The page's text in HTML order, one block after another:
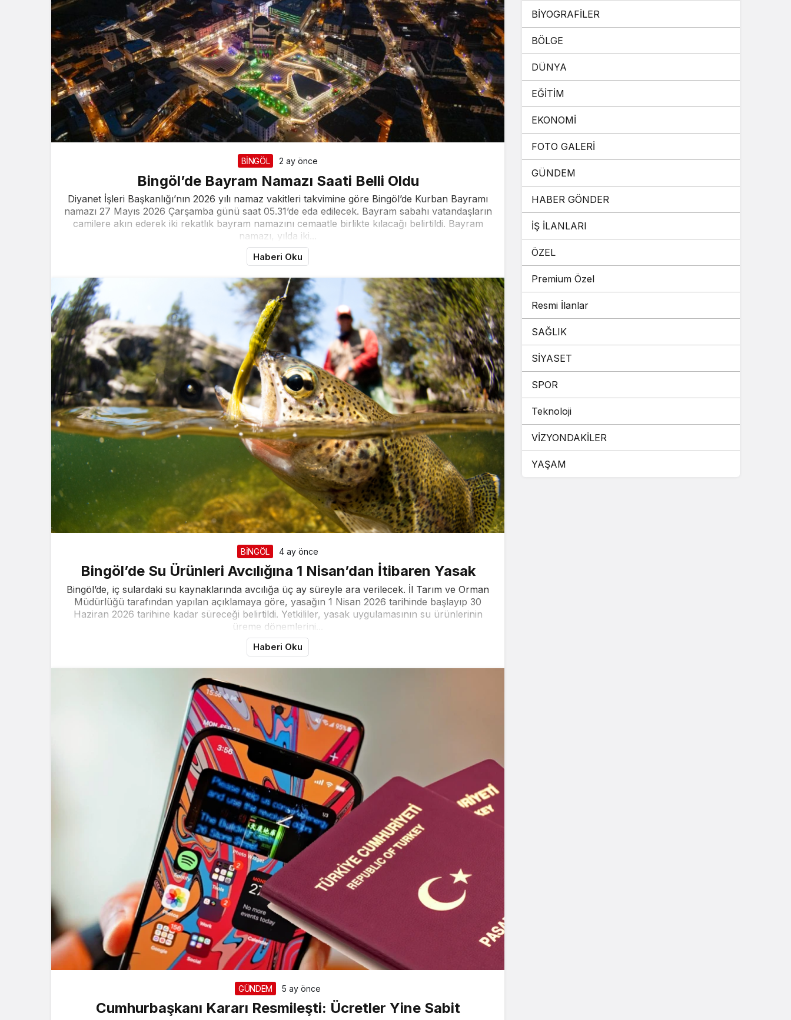
Sistem Modu
Sistem modunu seçin.
BİNGÖL 2 ay önce
Bingöl’de Bayram Namazı Saati Belli Oldu
Diyanet İşleri Başkanlığı’nın 2026 yılı namaz vakitleri takvimine göre Bingöl’de Kurban Bayramı
namazı 27 Mayıs 2026 Çarşamba günü saat 05.31’de eda edilecek. Bayram sabahı vatandaşların
camilere akın ederek iki rekatlık bayram namazını cemaatle birlikte kılacağı belirtildi. Bayram
namazı, yılda iki...
Haberi Oku
BİNGÖL 4 ay önce
Bingöl’de Su Ürünleri Avcılığına 1 Nisan’dan İtibaren Yasak
Bingöl’de, iç sulardaki su kaynaklarında avcılığa üç ay süreyle ara verilecek. İl Tarım ve Orman
Müdürlüğü tarafından yapılan açıklamaya göre, yasağın 1 Nisan 2026 tarihinde başlayıp 30
Haziran 2026 tarihine kadar süreceği belirtildi. Yetkililer, yasak uygulamasının su ürünlerinin
üreme dönemlerini...
Haberi Oku
GÜNDEM 5 ay önce
Cumhurbaşkanı Kararı Resmileşti: Ücretler Yine Sabit
BİYOGRAFİLER
BÖLGE
DÜNYA
EĞİTİM
EKONOMİ
FOTO GALERİ
GÜNDEM
HABER GÖNDER
İŞ İLANLARI
ÖZEL
Premium Özel
Resmi İlanlar
SAĞLIK
SİYASET
SPOR
Teknoloji
VİZYONDAKİLER
YAŞAM
Takip Et